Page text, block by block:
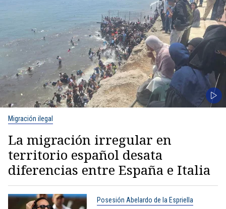
Migración ilegal
La migración irregular en
territorio español desata
diferencias entre España e Italia
Posesión Abelardo de la Espriella